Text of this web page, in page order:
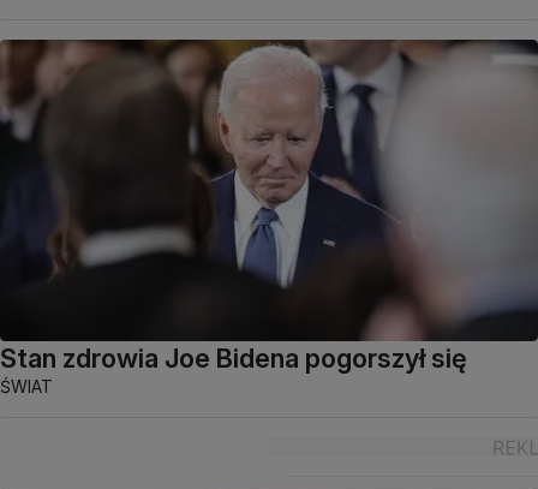
Stan zdrowia Joe Bidena pogorszył się
ŚWIAT